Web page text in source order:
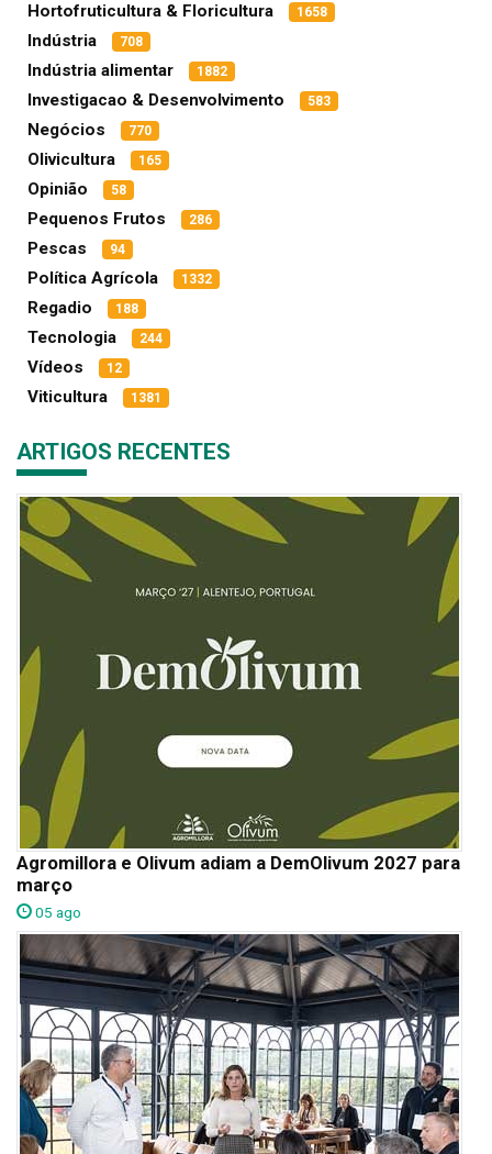
Hortofruticultura & Floricultura 1658
Indústria 708
Indústria alimentar 1882
Investigacao & Desenvolvimento 583
Negócios 770
Olivicultura 165
Opinião 58
Pequenos Frutos 286
Pescas 94
Política Agrícola 1332
Regadio 188
Tecnologia 244
Vídeos 12
Viticultura 1381
ARTIGOS RECENTES
Agromillora e Olivum adiam a DemOlivum 2027 para
março
05 ago